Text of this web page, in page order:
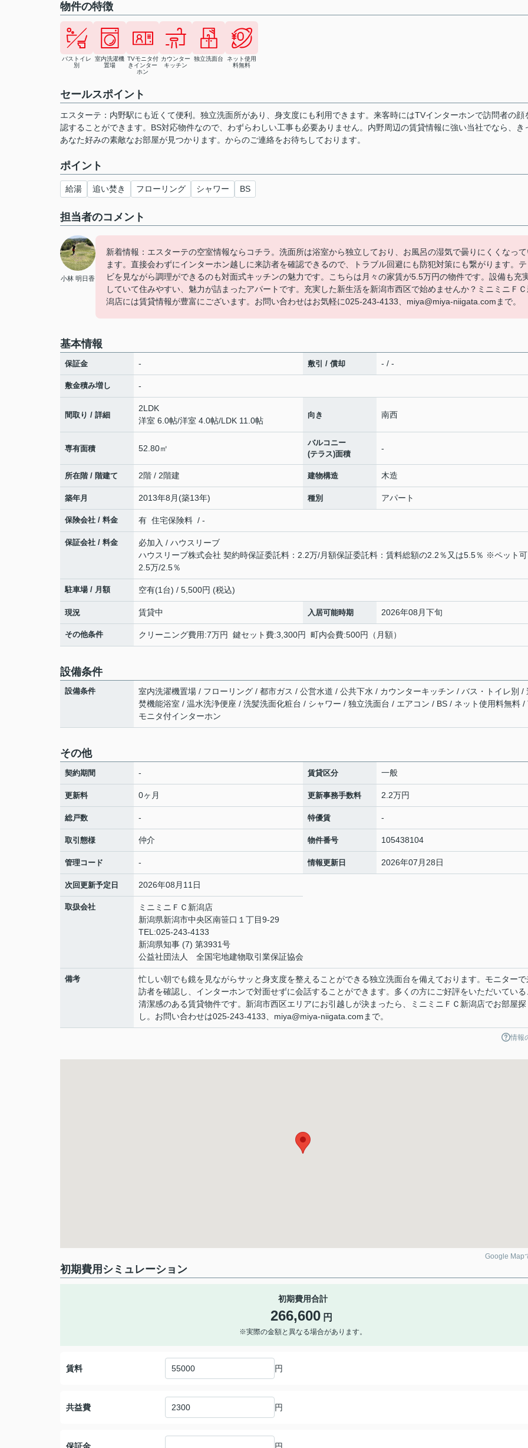
物件の特徴
バストイレ
別
室内洗濯機
置場
TVモニタ付
きインター
ホン
カウンター
キッチン
独立洗面台
ネット使用
料無料
セールスポイント
エスターテ：内野駅にも近くて便利。独立洗面所があり、身支度にも利用できます。来客時にはTVインターホンで訪問者の顔
認することができます。BS対応物件なので、わずらわしい工事も必要ありません。内野周辺の賃貸情報に強い当社でなら、き
あなた好みの素敵なお部屋が見つかります。 からのご連絡をお待ちしております。
ポイント
給湯 追い焚き フローリング シャワー BS
担当者のコメント
小林 明日香
新着情報：エスターテの空室情報ならコチラ。洗面所は浴室から独立しており、お風呂の湿気で曇りにくくなっ
ます。直接会わずにインターホン越しに来訪者を確認できるので、トラブル回避にも防犯対策にも繋がります。
ビを見ながら調理ができるのも対面式キッチンの魅力です。こちらは月々の家賃が5.5万円の物件です。設備も充
していて住みやすい、魅力が詰まったアパートです。充実した新生活を新潟市西区で始めませんか？ミニミニＦ
潟店には賃貸情報が豊富にございます。お問い合わせはお気軽に025-243-4133、miya@miya-niigata.comまで。
基本情報
保証金 - 敷引 / 償却 - / -
敷金積み増し -
間取り / 詳細
2LDK
洋室 6.0帖/洋室 4.0帖/LDK 11.0帖
向き 南西
専有面積 52.80㎡
バルコニー
(テラス)面積
-
所在階 / 階建て 2階 / 2階建 建物構造 木造
築年月 2013年8月(築13年) 種別 アパート
保険会社 / 料金 有 住宅保険料 / -
保証会社 / 料金
必加入 / ハウスリーブ
ハウスリーブ株式会社 契約時保証委託料：2.2万/月額保証委託料：賃料総額の2.2％又は5.5％ ※ペット
2.5万/2.5％
駐車場 / 月額 空有(1台) / 5,500円 (税込)
現況 賃貸中 入居可能時期 2026年08月下旬
その他条件 クリーニング費用:7万円 鍵セット費:3,300円 町内会費:500円（月額）
設備条件
設備条件
室内洗濯機置場 / フローリング / 都市ガス / 公営水道 / 公共下水 / カウンターキッチン / バス・トイレ別 /
焚機能浴室 / 温水洗浄便座 / 洗髪洗面化粧台 / シャワー / 独立洗面台 / エアコン / BS / ネット使用料無料 /
モニタ付インターホン
その他
契約期間 - 賃貸区分 一般
更新料 0ヶ月 更新事務手数料 2.2万円
総戸数 - 特優賃 -
取引態様 仲介 物件番号 105438104
管理コード - 情報更新日 2026年07月28日
次回更新予定日 2026年08月11日
取扱会社
ミニミニＦＣ新潟店
新潟県新潟市中央区南笹口１丁目9-29
TEL:025-243-4133
新潟県知事 (7) 第3931号
公益社団法人 全国宅地建物取引業保証協会
備考
忙しい朝でも鏡を見ながらサッと身支度を整えることができる独立洗面台を備えております。モニターで
訪者を確認し、インターホンで対面せずに会話することができます。多くの方にご好評をいただいている
清潔感のある賃貸物件です。新潟市西区エリアにお引越しが決まったら、ミニミニＦＣ新潟店でお部屋探
し。お問い合わせは025-243-4133、miya@miya-niigata.comまで。
情報
Google Map
初期費用シミュレーション
初期費用合計
266,600 円
※実際の金額と異なる場合があります。
賃料 円
共益費 円